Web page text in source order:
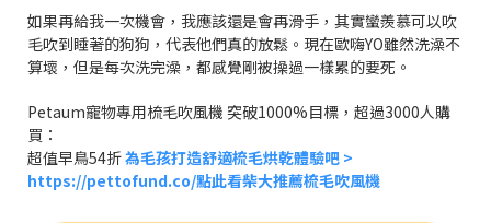
如果再給我一次機會，我應該還是會再滑手，其實蠻羨慕可以吹
毛吹到睡著的狗狗，代表他們真的放鬆。現在歐嗨YO雖然洗澡不
算壞，但是每次洗完澡，都感覺剛被操過一樣累的要死。
Petaum寵物專用梳毛吹風機 突破1000%目標，超過3000人購
買：
超值早鳥54折為毛孩打造舒適梳毛烘乾體驗吧 >
https://pettofund.co/點此看柴大推薦梳毛吹風機